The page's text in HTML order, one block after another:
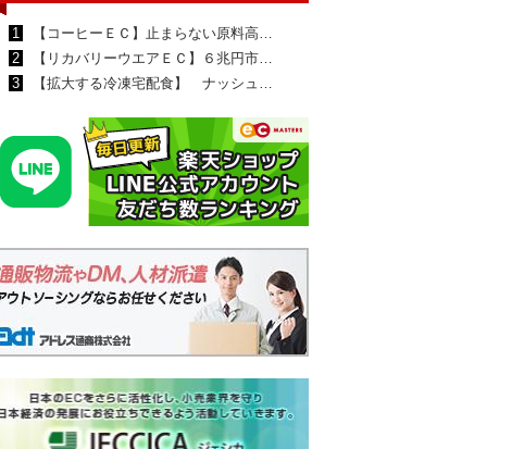
1
【コーヒーＥＣ】止まらない原料高…
2
【リカバリーウエアＥＣ】６兆円市…
3
【拡大する冷凍宅配食】 ナッシュ…